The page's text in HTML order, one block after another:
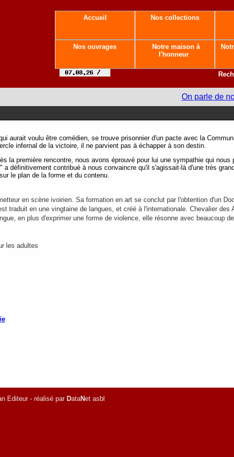
Accueil Nos collections
Nos ouvrages
Notre maison à
l'honneur
On parle de
aurait voulu être comédien, se trouve prisonnier d'un pacte avec la
infernal de la victoire, il ne parvient pas à échapper à son destin.
la première rencontre, nous avons éprouvé pour lui une sympathie qui nous
définitivement contribué à nous convaincre qu'il s'agissait-là d'une très
le plan de la forme et du contenu.
en scène ivoirien. Sa formation en art se conclut par l'obtention d'un
traduit en une vingtaine de langues, et créé à l'internationale. Chevalier des
en plus d'exprimer une forme de violence, elle résonne avec beaucoup
les adultes
Editeur - réalisé par DataNet asbl